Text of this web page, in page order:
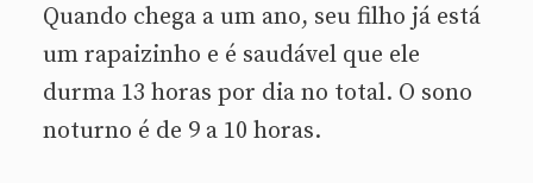
Quando chega a um ano, seu filho já está
um rapaizinho e é saudável que ele
durma 13 horas por dia no total. O sono
noturno é de 9 a 10 horas.